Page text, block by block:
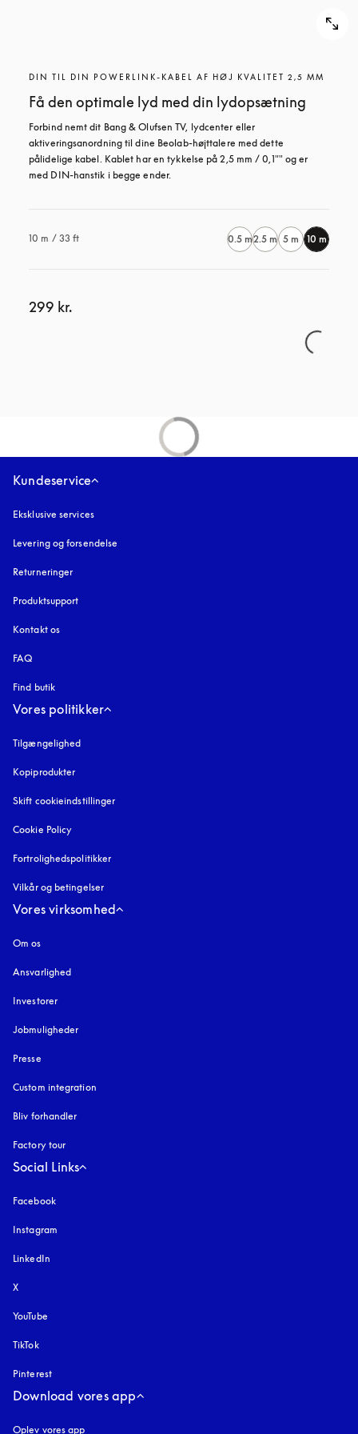
DIN TIL DIN POWERLINK-KABEL AF HØJ KVALITET 2,5 MM
Få den optimale lyd med din lydopsætning
Forbind nemt dit Bang & Olufsen TV, lydcenter eller
aktiveringsanordning til dine Beolab-højttalere med dette
pålidelige kabel. Kablet har en tykkelse på 2,5 mm / 0,1"" og er
med DIN-hanstik i begge ender.
10 m / 33 ft 0.5 m2.5 m 5 m 10 m
299 kr.
Kundeservice
Eksklusive services
Levering og forsendelse
Returneringer
Produktsupport
Kontakt os
FAQ
Find butik
Vores politikker
Tilgængelighed
Kopiprodukter
Skift cookieindstillinger
Cookie Policy
Fortrolighedspolitikker
Vilkår og betingelser
Vores virksomhed
Om os
Ansvarlighed
Investorer
Jobmuligheder
Presse
Custom integration
Bliv forhandler
Factory tour
Social Links
Facebook
Instagram
LinkedIn
X
YouTube
TikTok
Pinterest
Download vores app
Oplev vores app